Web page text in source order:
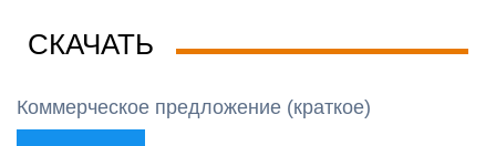
СКАЧАТЬ
Коммерческое предложение (краткое)